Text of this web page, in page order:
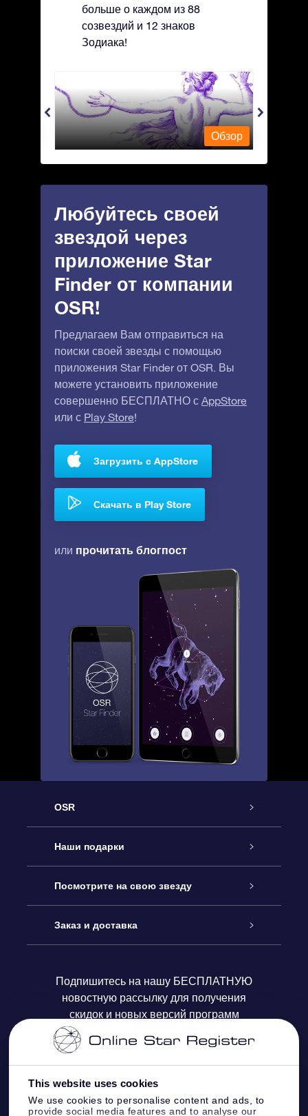
This website uses cookies
We use cookies to personalise content and ads, to
provide social media features and to analyse our
больше о каждом из 88
созвездий и 12 знаков
Зодиака!
Andromeda - Андромеда
Обзор
Любуйтесь своей
звездой через
приложение Star
Finder от компании
OSR!
Предлагаем Вам отправиться на
поиски своей звезды с помощью
приложения Star Finder от OSR. Вы
можете установить приложение
совершенно БЕСПЛАТНО с AppStore
или с Play Store!
Загрузить с AppStore
Скачать в Play Store
или прочитать блогпост
OSR
Обслуживание
Как с нами связаться
Блог
Отзывы
Наши подарки
Онлайн подарок Online Star Gift
Подарочный набор OSR
Подарочная карта OSR
Корпоративные подарки
Посмотрите на свою звезду
Звездный реестр
Персонализированная страница Star Page
One Million Stars
OSR Starsaver
Заказ и доставка
Платежная информация
Информация по доставке
Политика возврата
Подпишитесь на нашу БЕСПЛАТНУЮ
новостную рассылку для получения
скидок и новых версий программ